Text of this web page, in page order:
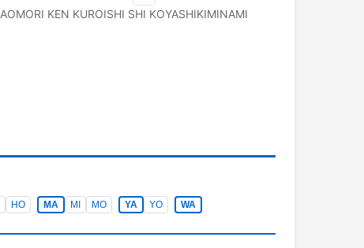
AOMORI KEN KUROISHI SHI KOYASHIKIMINAMI
HO MA MI MO YA YO WA